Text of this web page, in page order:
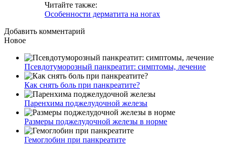
Читайте также:
Особенности дерматита на ногах
Добавить комментарий
Новое
Псевдотуморозный панкреатит: симптомы, лечение
Как снять боль при панкреатите?
Паренхима поджелудочной железы
Размеры поджелудочной железы в норме
Гемоглобин при панкреатите